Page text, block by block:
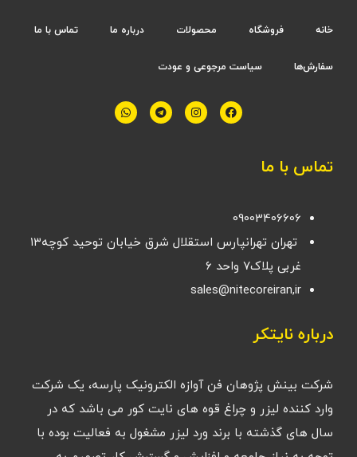
خانه فروشگاه محصولات درباره ما تماس با ما
سفارش‌ها سیاست مرجوعی و عودت
تماس با ما
09003406606
تهران تهرانپارس استقلال شرق خیابان توحید کوچه۱۳
غربی پلاک۷ واحد ۶
sales@nitecoreiran,ir
درباره نایتکر
شرکت بینش پژوهان فن آوازه الکترونیک پارسه، یک شرکت
وارد کننده لیزر و چراغ قوه های نایت کور می باشد که در
سال های گذشته با برند ورد لیزر مشغول به فعالیت بوده با